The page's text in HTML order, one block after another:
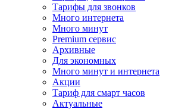
Тарифы для звонков
Много интернета
Много минут
Premium сервис
Архивные
Для экономных
Много минут и интернета
Акции
Тариф для смарт часов
Актуальные